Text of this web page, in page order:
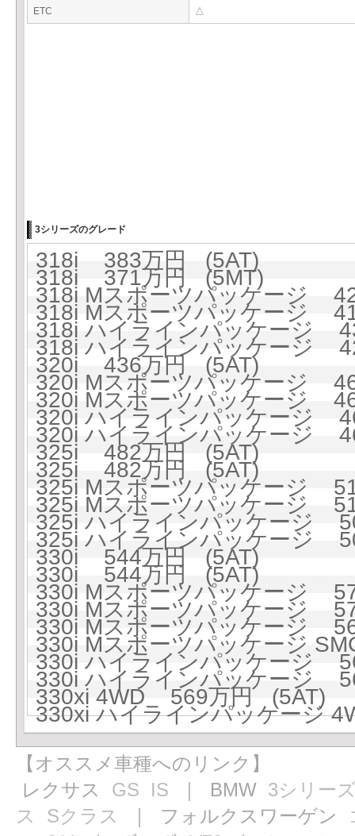
ETC △
3シリーズのグレード
318i 383万円 (5AT)
318i 371万円 (5MT)
318i Mスポーツパッケージ
318i Mスポーツパッケージ
318i ハイラインパッケージ
318i ハイラインパッケージ
320i 436万円 (5AT)
320i Mスポーツパッケージ
320i Mスポーツパッケージ
320i ハイラインパッケージ
320i ハイラインパッケージ
325i 482万円 (5AT)
325i 482万円 (5AT)
325i Mスポーツパッケージ
325i Mスポーツパッケージ
325i ハイラインパッケージ
325i ハイラインパッケージ
330i 544万円 (5AT)
330i 544万円 (5AT)
330i Mスポーツパッケージ
330i Mスポーツパッケージ
330i Mスポーツパッケージ
330i Mスポーツパッケージ
330i ハイラインパッケージ
330i ハイラインパッケージ
330xi 4WD 569万円 (5AT)
330xi ハイラインパッケージ
【オススメ車種へのリンク】
レクサス GS IS ｜ BMW 3シリー
ス
Sクラス ｜ フォルクスワーゲン